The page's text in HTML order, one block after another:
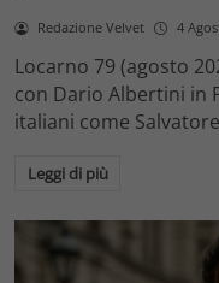
Redazione Velvet 4
Locarno 79 (agosto
con Dario Albertini in
italiani come
Leggi di più